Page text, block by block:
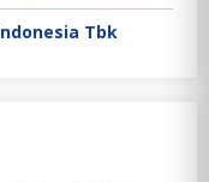
Tbk